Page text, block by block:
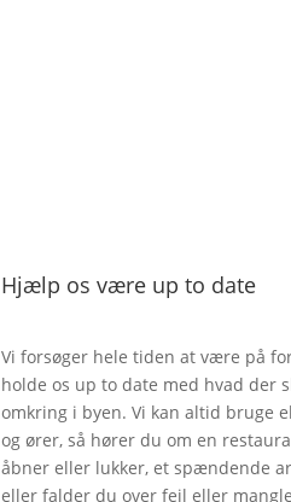
Hjælp os være up to date
Vi forsøger hele tiden at være på
holde os up to date med hvad der
omkring i byen. Vi kan altid bruge
og ører, så hører du om en
åbner eller lukker, et spændende
eller falder du over fejl eller